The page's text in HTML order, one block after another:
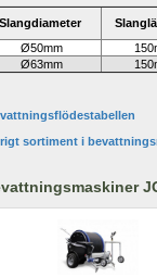
Slangdiameter
Ø50mm
Ø63mm
sortiment i